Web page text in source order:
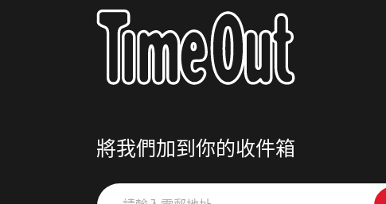
將我們加到你的收件箱
請